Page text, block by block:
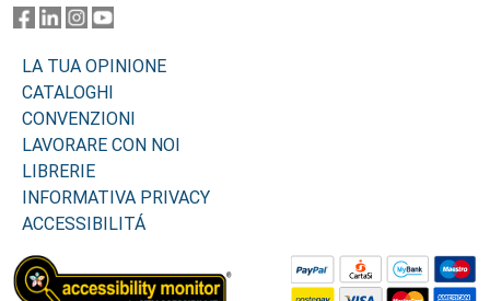
LA TUA OPINIONE
CATALOGHI
CONVENZIONI
LAVORARE CON NOI
LIBRERIE
INFORMATIVA PRIVACY
ACCESSIBILITÁ